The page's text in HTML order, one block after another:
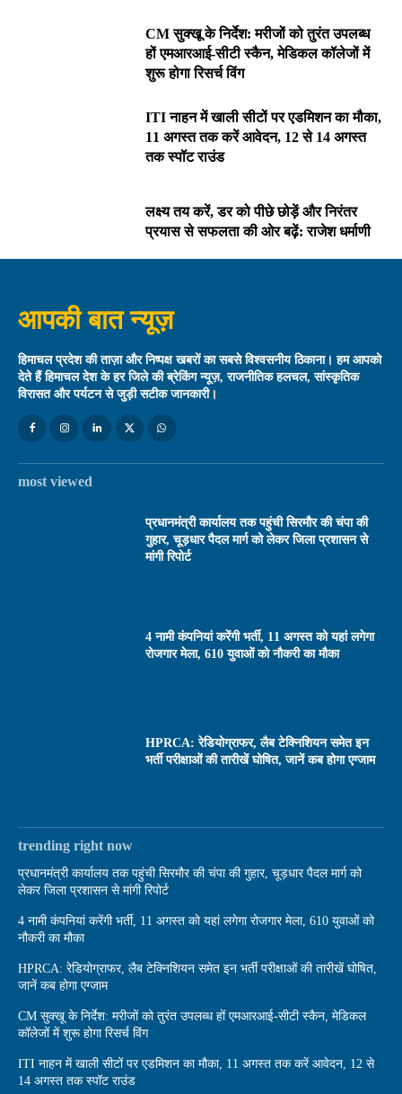
CM सुक्खू के निर्देश: मरीजों को तुरंत उपलब्ध
हों एमआरआई-सीटी स्कैन, मेडिकल कॉलेजों में
शुरू होगा रिसर्च विंग
ITI नाहन में खाली सीटों पर एडमिशन का मौका,
11 अगस्त तक करें आवेदन, 12 से 14 अगस्त
तक स्पॉट राउंड
लक्ष्य तय करें, डर को पीछे छोड़ें और निरंतर
प्रयास से सफलता की ओर बढ़ें: राजेश धर्माणी
आपकी बात न्यूज़
हिमाचल प्रदेश की ताज़ा और निष्पक्ष खबरों का सबसे विश्वसनीय ठिकाना। हम आपको
देते हैं हिमाचल देश के हर जिले की ब्रेकिंग न्यूज़, राजनीतिक हलचल, सांस्कृतिक
विरासत और पर्यटन से जुड़ी सटीक जानकारी।
most viewed
प्रधानमंत्री कार्यालय तक पहुंची सिरमौर की चंपा की
गुहार, चूड़धार पैदल मार्ग को लेकर जिला प्रशासन से
मांगी रिपोर्ट
4 नामी कंपनियां करेंगी भर्ती, 11 अगस्त को यहां लगेगा
रोजगार मेला, 610 युवाओं को नौकरी का मौका
HPRCA: रेडियोग्राफर, लैब टेक्निशियन समेत इन
भर्ती परीक्षाओं की तारीखें घोषित, जानें कब होगा एग्जाम
trending right now
प्रधानमंत्री कार्यालय तक पहुंची सिरमौर की चंपा की गुहार, चूड़धार पैदल मार्ग को
लेकर जिला प्रशासन से मांगी रिपोर्ट
4 नामी कंपनियां करेंगी भर्ती, 11 अगस्त को यहां लगेगा रोजगार मेला, 610 युवाओं को
नौकरी का मौका
HPRCA: रेडियोग्राफर, लैब टेक्निशियन समेत इन भर्ती परीक्षाओं की तारीखें घोषित,
जानें कब होगा एग्जाम
CM सुक्खू के निर्देश: मरीजों को तुरंत उपलब्ध हों एमआरआई-सीटी स्कैन, मेडिकल
कॉलेजों में शुरू होगा रिसर्च विंग
ITI नाहन में खाली सीटों पर एडमिशन का मौका, 11 अगस्त तक करें आवेदन, 12 से
14 अगस्त तक स्पॉट राउंड